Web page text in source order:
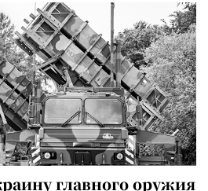
главного оружия